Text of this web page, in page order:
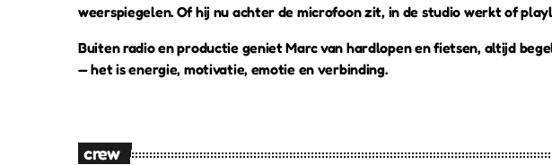
weerspiegelen. Of hij nu achter de microfoon zit, in de studio werkt of
Buiten radio en productie geniet Marc van hardlopen en fietsen, altijd
— het is energie, motivatie, emotie en verbinding.
crew